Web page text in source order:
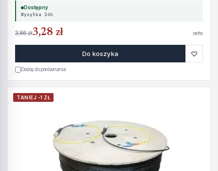
Dostępny
Wysyłka 24h
3,86 zł3,28 zł netto
Do koszyka ♡
Dodaj do porównania
TANIEJ -1 ZŁ